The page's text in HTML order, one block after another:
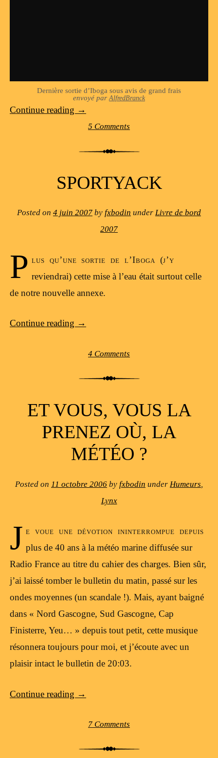
Dernière sortie d’Iboga sous avis de grand frais
envoyé par AlfredBranck
Continue reading →
5 Comments
SPORTYACK
Posted on 4 juin 2007 by fxbodin under Livre de bord
2007
P lus qu’une sortie de l’Iboga (j’y
reviendrai) cette mise à l’eau était surtout celle
de notre nouvelle annexe.
Continue reading →
4 Comments
ET VOUS, VOUS LA
PRENEZ OÙ, LA
MÉTÉO ?
Posted on 11 octobre 2006 by fxbodin under Humeurs
Lynx
J e voue une dévotion ininterrompue depuis
plus de 40 ans à la météo marine diffusée sur
Radio France au titre du cahier des charges. Bien sûr,
j’ai laissé tomber le bulletin du matin, passé sur les
ondes moyennes (un scandale !). Mais, ayant baigné
dans « Nord Gascogne, Sud Gascogne, Cap
Finisterre, Yeu… » depuis tout petit, cette musique
résonnera toujours pour moi, et j’écoute avec un
plaisir intact le bulletin de 20:03.
Continue reading →
7 Comments